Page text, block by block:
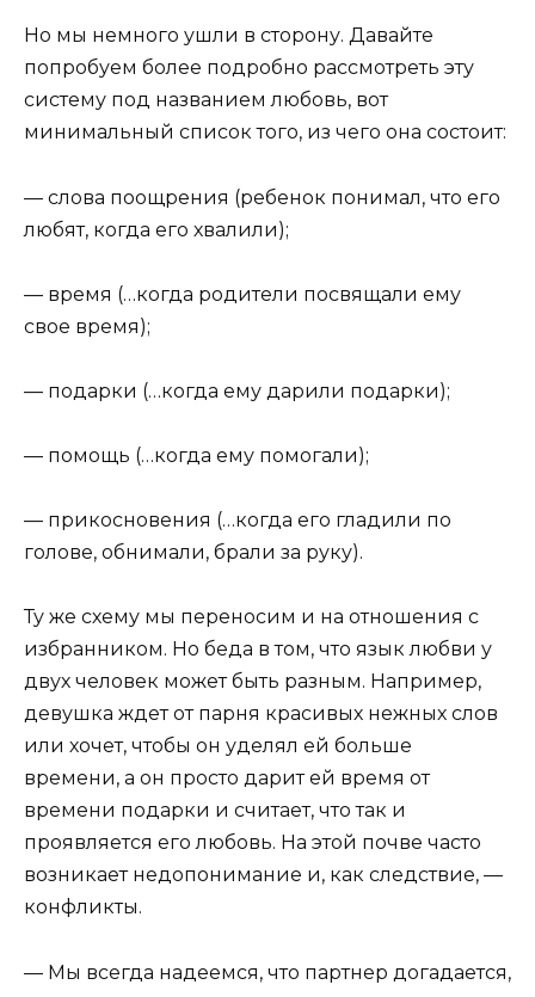
Но мы немного ушли в сторону. Давайте
попробуем более подробно рассмотреть эту
систему под названием любовь, вот
минимальный список того, из чего она состоит:
— слова поощрения (ребенок понимал, что его
любят, когда его хвалили);
— время (…когда родители посвящали ему
свое время);
— подарки (…когда ему дарили подарки);
— помощь (…когда ему помогали);
— прикосновения (…когда его гладили по
голове, обнимали, брали за руку).
Ту же схему мы переносим и на отношения с
избранником. Но беда в том, что язык любви у
двух человек может быть разным. Например,
девушка ждет от парня красивых нежных слов
или хочет, чтобы он уделял ей больше
времени, а он просто дарит ей время от
времени подарки и считает, что так и
проявляется его любовь. На этой почве часто
возникает недопонимание и, как следствие, —
конфликты.
— Мы всегда надеемся, что партнер догадается,